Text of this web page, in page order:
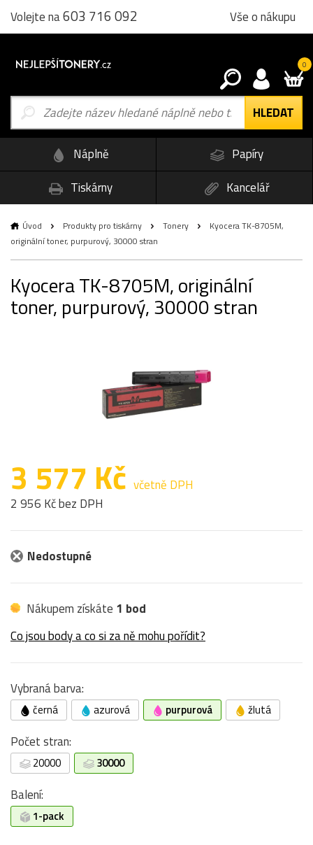
Volejte na603 716 092 Vše o nákupu
0
Náplně
Papíry
Tiskárny
Kancelář
Úvod Produkty pro tiskárny Tonery
Kyocera TK-8705M,
originální toner, purpurový, 30000 stran
Kyocera TK-8705M, originální
toner, purpurový, 30000 stran
3 577 Kč včetně DPH
2 956 Kč bez DPH
Nedostupné
Nákupem získáte 1 bod
Co jsou body a co si za ně mohu pořídit?
Vybraná barva:
černá azurová purpurová žlutá
Počet stran:
20000 30000
Balení:
1-pack